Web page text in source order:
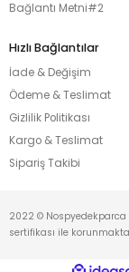
Bağlantı Metni#2
Hızlı Bağlantılar
İade & Değişim
Ödeme & Teslimat
Gizlilik Politikası
Kargo & Teslimat
Sipariş Takibi
2022 © Nospyedekparca
sertifikası ile